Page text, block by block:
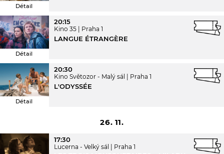
Détail
Détail
20:15
Kino 35 Praha 1
LANGUE ÉTRANGÈRE
Détail
20:30
Kino Světozor - Malý sál Praha 1
L'ODYSSÉE
26. 11.
17:30
Lucerna - Velký sál Praha 1